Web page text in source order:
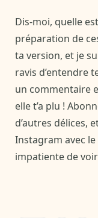
Dis-moi, quelle
préparation de
ta version, et je
ravis d’entendre
un commentaire
elle t’a plu !
d’autres délices,
Instagram avec
impatiente de